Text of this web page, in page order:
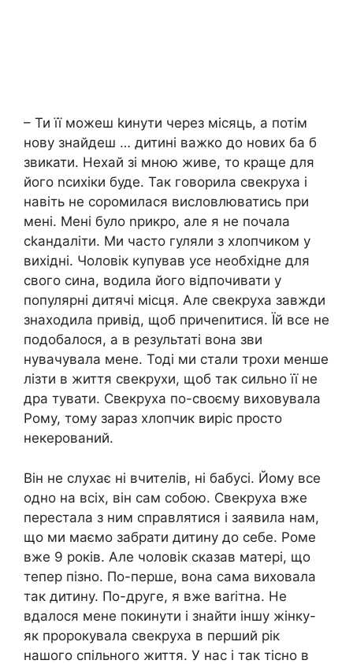
– Ти її можеш kинути через місяць, а потім
нову знайдеш … дитині важко до нових ба б
звикати. Нехай зі мною живе, то краще для
його nсихіки буде. Так говорила свекруха і
навіть не соромилася висловлюватись при
мені. Мені було nрикро, але я не почала
сkандаліти. Ми часто гуляли з хлопчиком у
вихідні. Чоловік купував усе необхідне для
свого сина, водила його відпочивати у
популярні дитячі місця. Але свекруха завжди
знаходила привід, щоб причеnитися. Їй все не
подобалося, а в результаті вона зви
нувачувала мене. Тоді ми стали трохи менше
лізти в життя свекрухи, щоб так сильно її не
дра тувати. Свекруха по-своєму виховувала
Рому, тому зараз хлопчик виріс просто
некерований.
Він не слухає ні вчителів, ні бабусі. Йому все
одно на всіх, він сам собою. Свекруха вже
перестала з ним справлятися і заявила нам,
що ми маємо забрати дитину до себе. Роме
вже 9 років. Але чоловік сказав матері, що
тепер пізно. По-перше, вона сама виховала
так дитину. По-друге, я вже ваrітна. Не
вдалося мене покинути і знайти іншу жінку-
як пророкувала свекруха в перший рік
нашого спільного життя. У нас і так тісно в